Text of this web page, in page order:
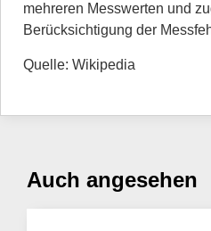
mehreren Messwerten und
Berücksichtigung der
Quelle: Wikipedia
Auch angesehen